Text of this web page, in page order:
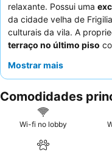
relaxante. Possui uma
da cidade velha de
culturais da vila. A
terraço no último piso
consistentemente o
verdadeiramente
para o jardim para
Mostrar mais
Comodidades
Wi-fi no lobby